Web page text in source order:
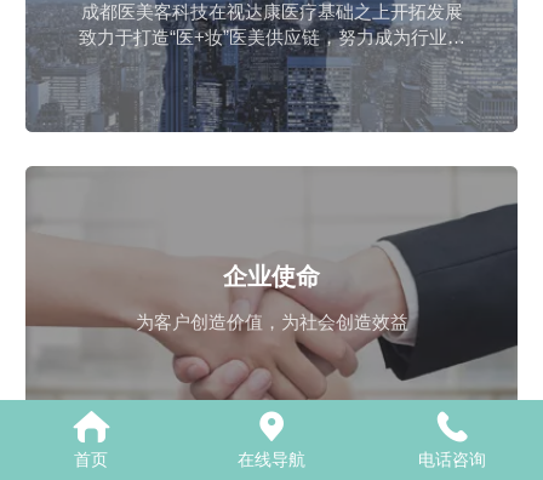
成都医美客科技在视达康医疗基础之上开拓发展
致力于打造“医+妆”医美供应链，努力成为行业标
杆
企业使命
为客户创造价值，为社会创造效益
首页 在线导航 电话咨询